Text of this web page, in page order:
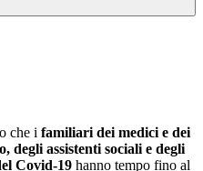
che i familiari dei medici e dei
degli assistenti sociali e degli
Covid-19 hanno tempo fino al